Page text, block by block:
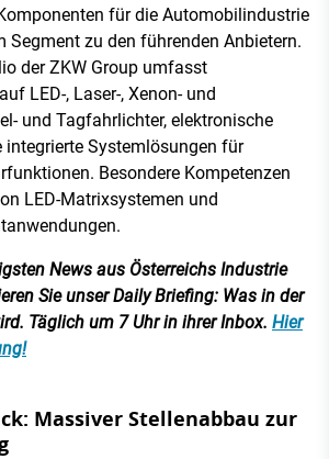
für die Automobilindustrie
Segment zu den führenden Anbietern.
der ZKW Group umfasst
LED-, Laser-, Xenon- und
und Tagfahrlichter, elektronische
integrierte Systemlösungen für
Besondere Kompetenzen
LED-Matrixsystemen und
News aus Österreichs Industrie
Sie unser Daily Briefing: Was in der
Täglich um 7 Uhr in ihrer Inbox. Hier
Massiver Stellenabbau zur